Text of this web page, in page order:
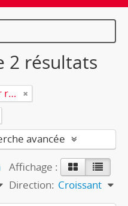
2 résultats
Cristin, Jean-Pierre, éditeur responsable
avancée
Affichage :
Direction: Croissant